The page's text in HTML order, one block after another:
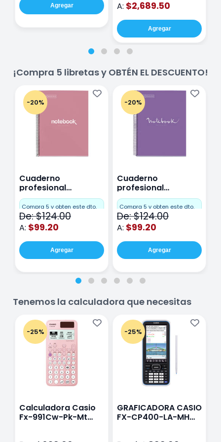
Agregar A: $2,689.50
Agregar
¡Compra 5 libretas y OBTÉN EL DESCUENTO!
-20%
Cuaderno
profesional
Miquelrius Emotions
Cuadro Chico 80
hojas Rosa
Compra 5 y obten este dto.
De: $124.00
A: $99.20
Agregar
-20%
Cuaderno
profesional
Miquelrius Emotions
raya 80 hojas
Purpura
Compra 5 y obten este dto.
De: $124.00
A: $99.20
Agregar
Tenemos la calculadora que necesitas
-25%
Calculadora Casio
Fx-991Cw-Pk-Mt
-25%
GRAFICADORA CASIO
FX-CP400-LA-MH